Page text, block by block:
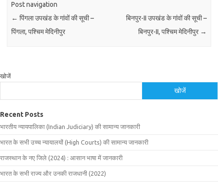
Post navigation
← पिंगला उपखंड के गांवों की सूची –
पिंगला, पश्चिम मेदिनीपुर
बिनपुर-II उपखंड के गांवों की सूची –
बिनपुर-II, पश्चिम मेदिनीपुर →
खोजें
खोजें
Recent Posts
भारतीय न्यायपालिका (Indian Judiciary) की सामान्य जानकारी
भारत के सभी उच्च न्यायालयों (High Courts) की सामान्य जानकारी
राजस्थान के नए जिले (2024) : आसान भाषा में जानकारी
भारत के सभी राज्य और उनकी राजधानी (2022)